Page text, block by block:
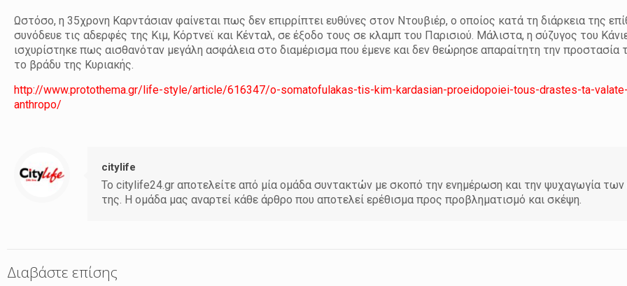
Ωστόσο, η 35χρονη Καρντάσιαν φαίνεται πως δεν επιρρίπτει ευθύνες στον Ντουβιέρ, ο οποίος κατά τη διάρκεια της
συνόδευε τις αδερφές της Κιμ, Κόρτνεϊ και Κένταλ, σε έξοδο τους σε κλαμπ του Παρισιού. Μάλιστα, η σύζυγος του
ισχυρίστηκε πως αισθανόταν μεγάλη ασφάλεια στο διαμέρισμα που έμενε και δεν θεώρησε απαραίτητη την προστασία
το βράδυ της Κυριακής.
http://www.protothema.gr/life-style/article/616347/o-somatofulakas-tis-kim-kardasian-proeidopoiei-tous-drastes-ta-
anthropo/
citylife
Το citylife24.gr αποτελείτε από μία ομάδα συντακτών με σκοπό την ενημέρωση και την ψυχαγωγία
της. Η ομάδα μας αναρτεί κάθε άρθρο που αποτελεί ερέθισμα προς προβληματισμό και σκέψη.
Διαβάστε επίσης